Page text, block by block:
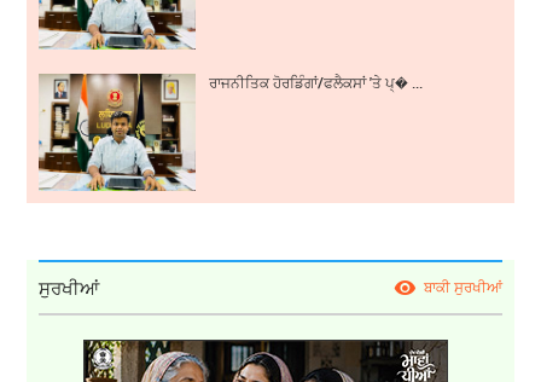
ਰਾਜਨੀਤਿਕ ਹੋਰਡਿੰਗਾਂ/ਫਲੈਕਸਾਂ 'ਤੇ ਪ੍� ...
ਸੁਰਖੀਆਂ ਬਾਕੀ ਸੁਰਖੀਆਂ